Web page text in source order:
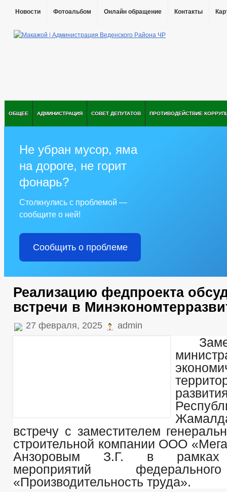
Новости Фотоальбом Онлайн обращение Контакты
ОБЩЕЕ АДМИНИСТРАЦИЯ СОВЕТ ДЕПУТАТОВ ПРОТИВОДЕЙСТВИЕ
Не убран мусор, яма
на дороге, не горит
фонарь?
Столкнулись с проблемой —
сообщите о ней!
Сообщить о проблеме
Реализацию федпроекта
встречи в
27 февраля, 2025 admin
встречу с заместителем
строительной компании ООО
Анзоровым З.Г. в рамках
мероприятий
«Производительность труда».